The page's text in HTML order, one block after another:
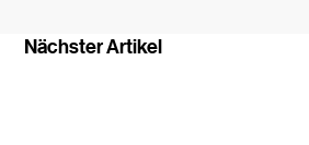
Nächster Artikel